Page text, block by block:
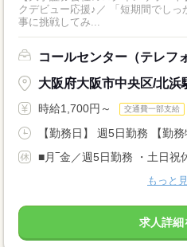
クデビュー応援♪／ 「短期間でしっかり働きたい」 「電話対応の仕
事に挑戦してみ...
コールセンター（テレフ
大阪府大阪市中央区/北浜
時給1,700円～ 交通費一部支給
【勤務日】 週5日勤務 【勤務
■月‾金／週5日勤務 ・土日祝
もっと
求人詳細